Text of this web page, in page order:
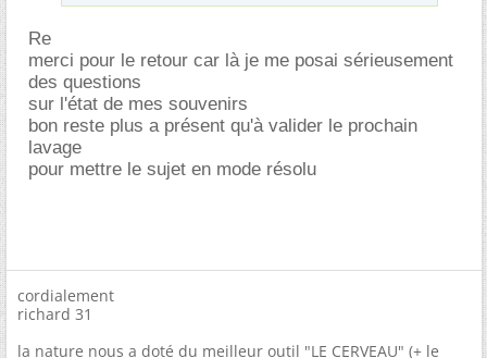
Re
merci pour le retour car là je me posai sérieusement
des questions
sur l'état de mes souvenirs
bon reste plus a présent qu'à valider le prochain
lavage
pour mettre le sujet en mode résolu
cordialement
richard 31
la nature nous a doté du meilleur outil "LE CERVEAU" (+ le